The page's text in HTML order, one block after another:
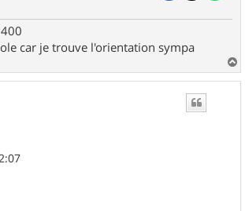
car je trouve l'orientation sympa
a
u